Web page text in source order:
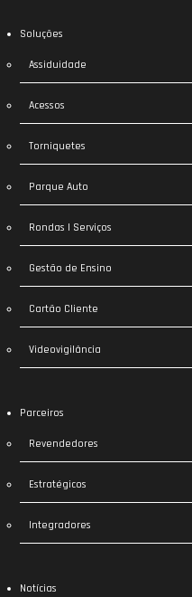
Soluções
Assiduidade
Acessos
Torniquetes
Parque Auto
Rondas | Serviços
Gestão de Ensino
Cartão Cliente
Videovigilância
Parceiros
Revendedores
Estratégicos
Integradores
Notícias